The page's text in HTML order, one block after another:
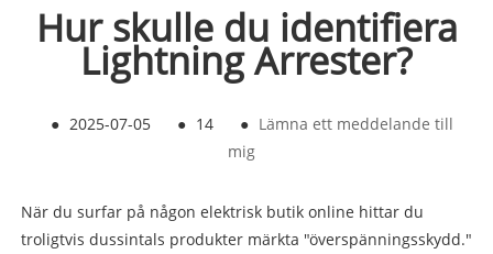
Hur skulle du identifiera
Lightning Arrester?
● 2025-07-05 ● 14 ● Lämna ett meddelande till
mig
När du surfar på någon elektrisk butik online hittar du
troligtvis dussintals produkter märkta "överspänningsskydd."